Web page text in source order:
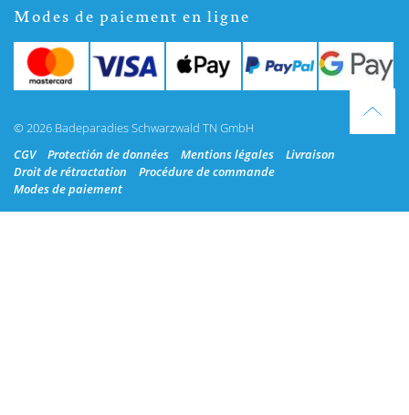
Modes de paiement en ligne
© 2026 Badeparadies Schwarzwald TN GmbH
CGV
Protectión de données Mentions légales
Livraison
Droit de rétractation
Procédure de commande
Modes de paiement